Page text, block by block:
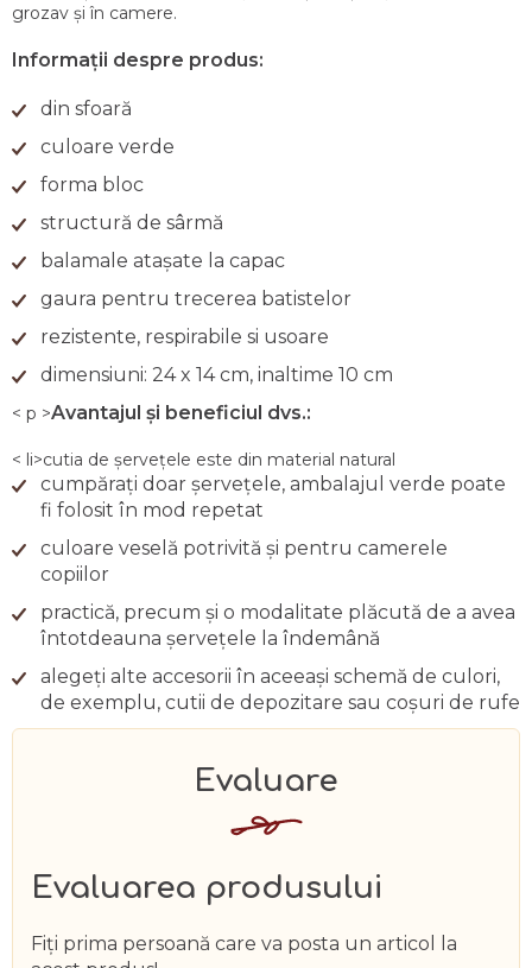
grozav și în camere.
Informații despre produs:
din sfoară
culoare verde
forma bloc
structură de sârmă
balamale atașate la capac
gaura pentru trecerea batistelor
rezistente, respirabile si usoare
dimensiuni: 24 x 14 cm, inaltime 10 cm
< p >Avantajul și beneficiul dvs.:
< li>cutia de șervețele este din material natural
cumpărați doar șervețele, ambalajul verde poate
fi folosit în mod repetat
culoare veselă potrivită și pentru camerele
copiilor
practică, precum și o modalitate plăcută de a avea
întotdeauna șervețele la îndemână
alegeți alte accesorii în aceeași schemă de culori,
de exemplu, cutii de depozitare sau coșuri de rufe
Evaluarea produsului
Fiţi prima persoană care va posta un articol la